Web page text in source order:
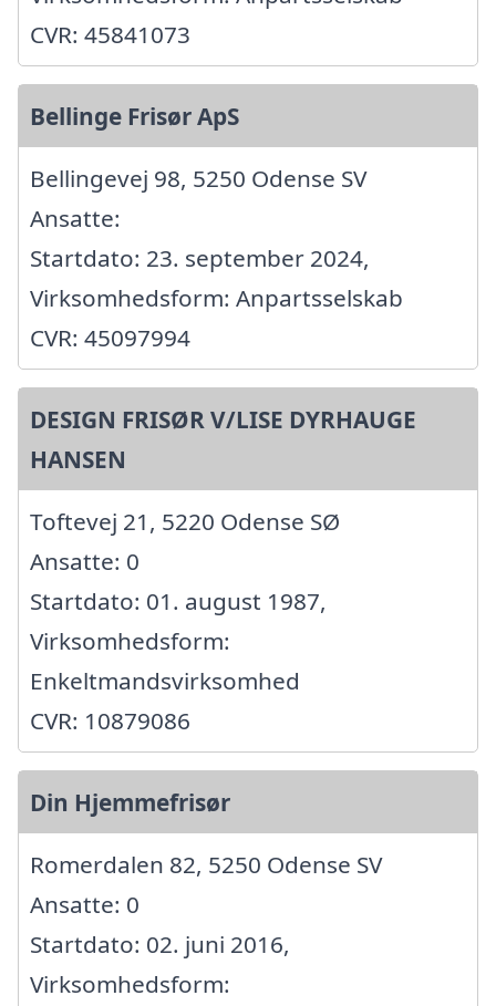
CVR: 45841073
Bellinge Frisør ApS
Bellingevej 98, 5250 Odense SV
Ansatte:
Startdato: 23. september 2024,
Virksomhedsform: Anpartsselskab
CVR: 45097994
DESIGN FRISØR V/LISE DYRHAUGE
HANSEN
Toftevej 21, 5220 Odense SØ
Ansatte: 0
Startdato: 01. august 1987,
Virksomhedsform:
Enkeltmandsvirksomhed
CVR: 10879086
Din Hjemmefrisør
Romerdalen 82, 5250 Odense SV
Ansatte: 0
Startdato: 02. juni 2016,
Virksomhedsform: